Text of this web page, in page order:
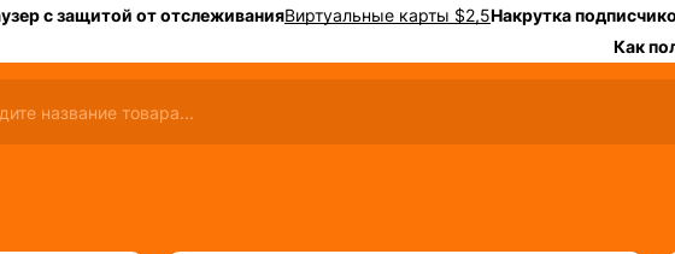
с защитой от отслеживанияВиртуальные карты $2,5Накрутка
Как